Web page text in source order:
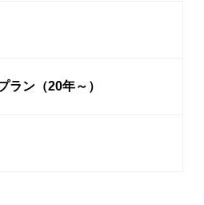
ラン（20年～）